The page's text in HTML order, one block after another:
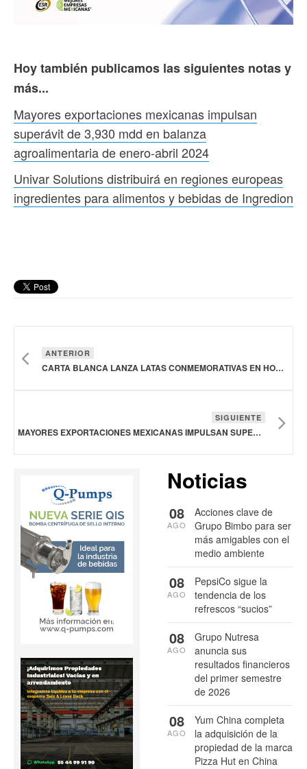
Hoy también publicamos las siguientes notas y
más...
Mayores exportaciones mexicanas impulsan
superávit de 3,930 mdd en balanza
agroalimentaria de enero-abril 2024
Univar Solutions distribuirá en regiones europeas
ingredientes para alimentos y bebidas de Ingredion
ANTERIOR
CARTA BLANCA LANZA LATAS CONMEMORATIVAS EN HONOR A SUS MÁS DE 130 AÑOS DE HISTORIA
SIGUIENTE
MAYORES EXPORTACIONES MEXICANAS IMPULSAN SUPERÁVIT DE 3,930 MDD EN BALANZA AGROALIMENTARIA DE ENERO-ABRIL 2024
Noticias
Acciones clave de
Grupo Bimbo para ser
más amigables con el
medio ambiente
08
AGO
PepsiCo sigue la
tendencia de los
refrescos “sucios”
08
AGO
Grupo Nutresa
anuncia sus
resultados financieros
del primer semestre
de 2026
08
AGO
Yum China completa
la adquisición de la
propiedad de la marca
Pizza Hut en China
08
AGO